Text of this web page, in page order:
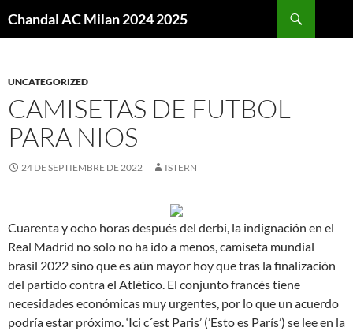
Chandal AC Milan 2024 2025
UNCATEGORIZED
CAMISETAS DE FUTBOL
PARA NIOS
24 DE SEPTIEMBRE DE 2022 ISTERN
Cuarenta y ocho horas después del derbi, la indignación en el
Real Madrid no solo no ha ido a menos, camiseta mundial
brasil 2022 sino que es aún mayor hoy que tras la finalización
del partido contra el Atlético. El conjunto francés tiene
necesidades económicas muy urgentes, por lo que un acuerdo
podría estar próximo. ‘Ici c´est Paris’ (’Esto es París’) se lee en la